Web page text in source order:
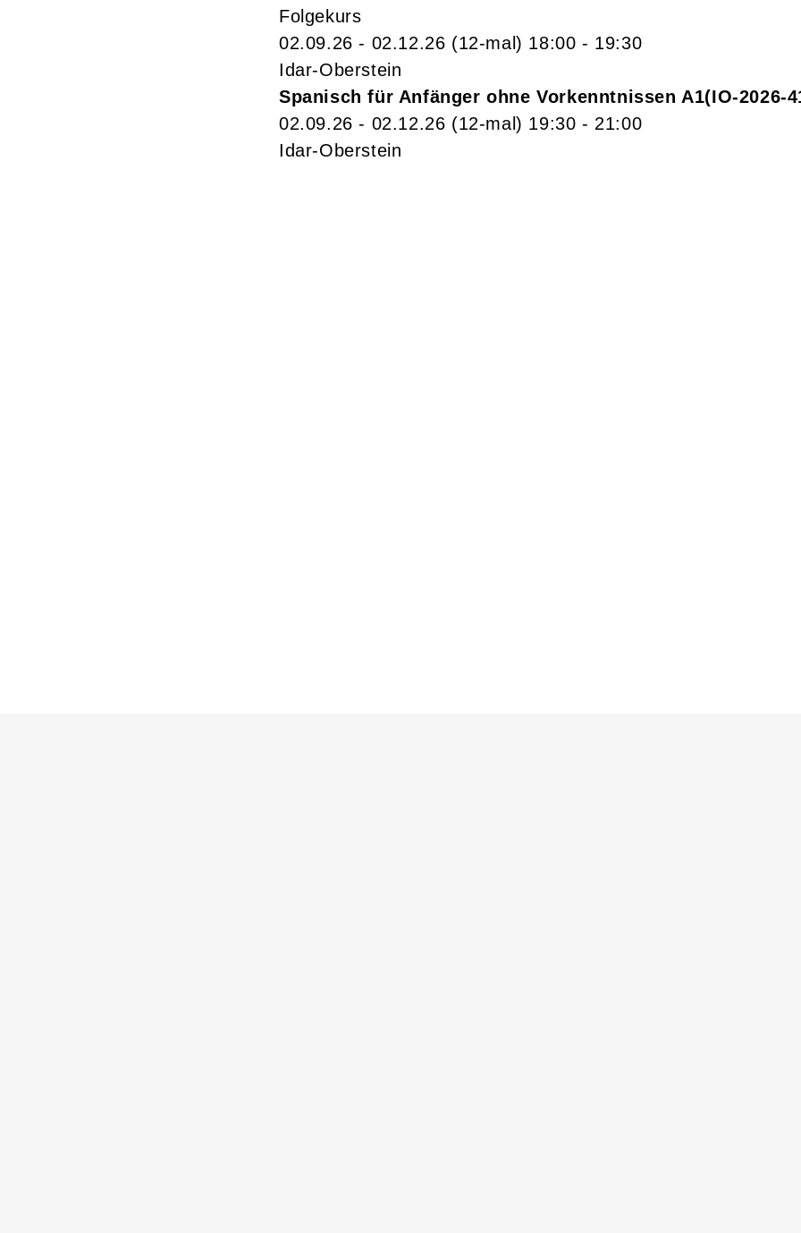
Folgekurs
02.09.26 - 02.12.26 (12-mal) 18:00 - 19:30
Idar-Oberstein
Spanisch für Anfänger ohne Vorkenntnissen A1 IO-2026-
02.09.26 - 02.12.26 (12-mal) 19:30 - 21:00
Idar-Oberstein